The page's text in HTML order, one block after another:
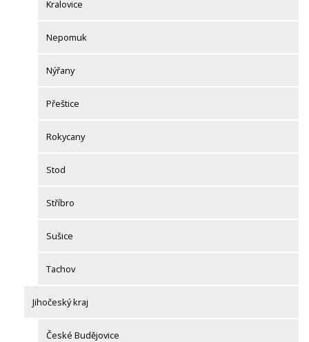
Kralovice
Nepomuk
Nýřany
Přeštice
Rokycany
Stod
Stříbro
Sušice
Tachov
Jihočeský kraj
České Budějovice